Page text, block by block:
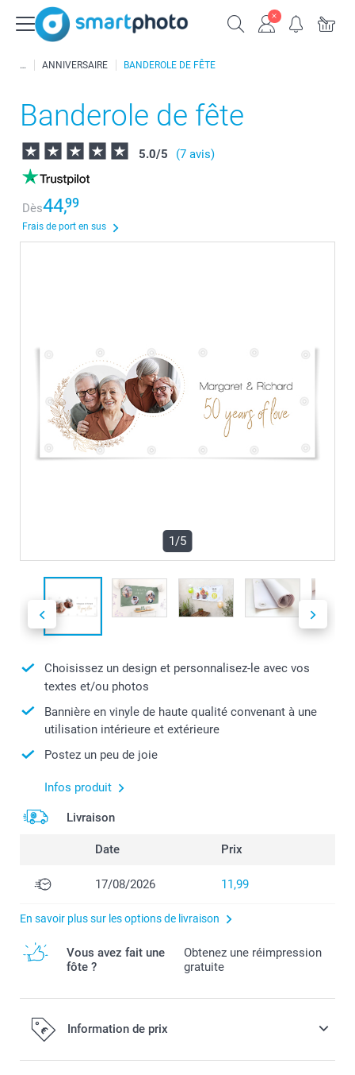
ANNIVERSAIRE BANDEROLE DE FÊTE
Banderole de fête
5.0/5 (7 avis)
Dès44,99
Frais de port en sus
1/5
Choisissez un design et personnalisez-le avec vos
textes et/ou photos
Bannière en vinyle de haute qualité convenant à une
utilisation intérieure et extérieure
Postez un peu de joie
Infos produit
Livraison
Date Prix
17/08/2026 11,99
En savoir plus sur les options de livraison
Vous avez fait une
fôte ?
Obtenez une réimpression
gratuite
Information de prix